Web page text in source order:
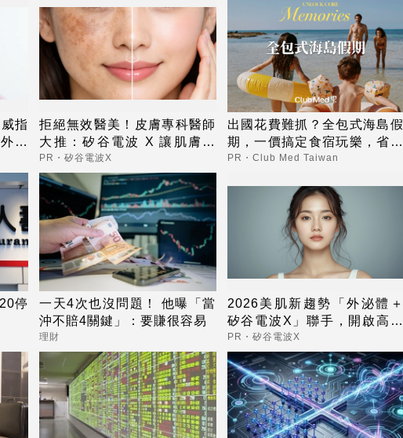
指
養
拒絕無效醫美！皮膚專科醫師
大推：矽谷電波 X 讓肌膚由
內而外更強韌
PR・矽谷電波X
出國花費難抓？全包式海島假
期，一價搞定食宿玩樂，省錢
更省心！
PR・Club Med Taiwan
停
一天4次也沒問題！ 他曝「當
沖不賠4關鍵」：要賺很容易
理財
2026美肌新趨勢「外泌體＋
矽谷電波X」聯手，開啟高階
養膚新世代
PR・矽谷電波X